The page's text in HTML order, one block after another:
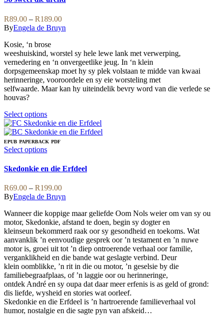
be
chosen
on
the
product
page
variants.
The
options
may
be
chosen
on
the
product
R89.00 – R189.00Price
range:
R189.00
ByEngela de Bruyn
Kosie, ‘n brose
weeshuiskind, worstel sy hele lewe lank met verwerping,
vernedering en ‘n onvergeetlike jeug. In ‘n klein
dorpsgemeenskap moet hy sy plek volstaan te midde van kwaai
herinneringe, vooroordele en sy eie worsteling met
selfwaarde. Maar kan hy uiteindelik bevry word van die verlede se
houvas?
Select optionsThis
product
has
multiple
variants.
options
be
chosen
on
the
product
page
EPUB PAPERBACK PDF
Select optionsThis
has
variants.
The
options
may
be
chosen
on
the
product
page
Skedonkie en die Erfdeel
R69.00 – R199.00Price
range:
through
R199.00
ByEngela de Bruyn
Wanneer die koppige maar geliefde Oom Nols weier om van sy ou
motor, Skedonkie, afstand te doen, begin sy dogter en
kleinseun bekommerd raak oor sy gesondheid en toekoms. Wat
aanvanklik ’n eenvoudige gesprek oor ’n testament en ’n nuwe
motor is, groei uit tot ’n diep ontroerende verhaal oor familie,
verganklikheid en die bande wat geslagte verbind. Deur
klein oomblikke, ’n rit in die ou motor, ’n geselsie by die
familiebegraafplaas, of ’n laggie oor ou herinneringe,
ontdek André en sy oupa dat daar meer erfenis is as geld of grond:
dis liefde, wysheid en stories wat oorleef.
Skedonkie en die Erfdeel is ’n hartroerende familieverhaal vol
humor, nostalgie en die sagte pyn van afskeid…